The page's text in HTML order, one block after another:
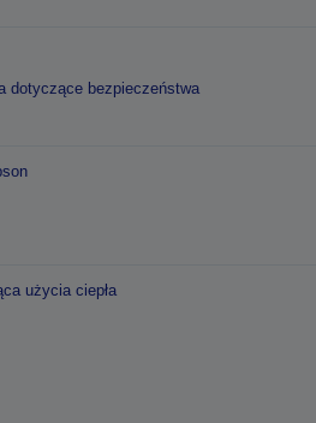
dotyczące bezpieczeństwa
użycia ciepła